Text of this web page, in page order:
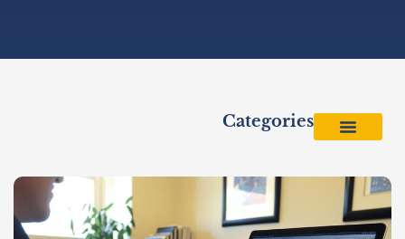
Categories